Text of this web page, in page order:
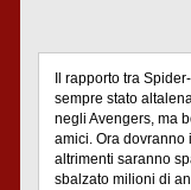
Il rapporto tra
sempre stato
negli Avengers, ma
amici. Ora
altrimenti saranno
sbalzato milioni di